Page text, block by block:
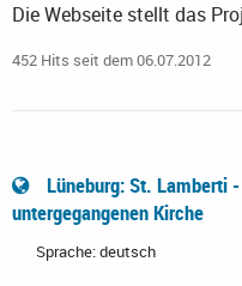
Die Webseite stellt das
452 Hits seit dem 06.07.2012
Lüneburg: St. Lamberti
untergegangenen Kirche
Sprache: deutsch